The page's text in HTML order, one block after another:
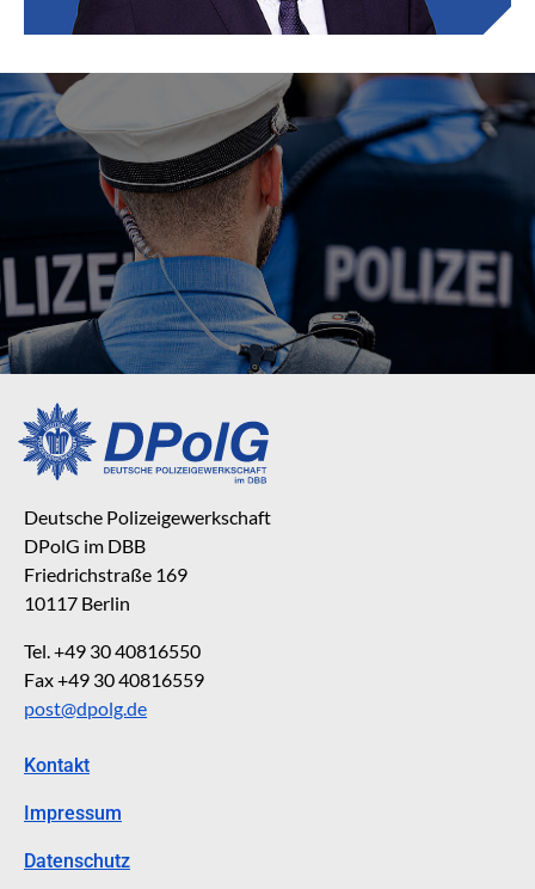
Deutsche Polizeigewerkschaft
DPolG im DBB
Friedrichstraße 169
10117 Berlin
Tel. +49 30 40816550
Fax +49 30 40816559
post@dpolg.de
Kontakt
Impressum
Datenschutz